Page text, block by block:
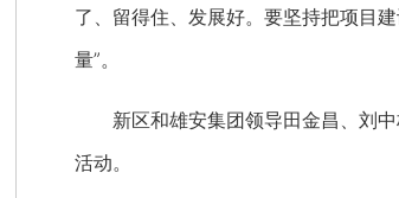
了、留得住、发展好。要坚持把项目
量”。
新区和雄安集团领导田金昌、刘中
活动。